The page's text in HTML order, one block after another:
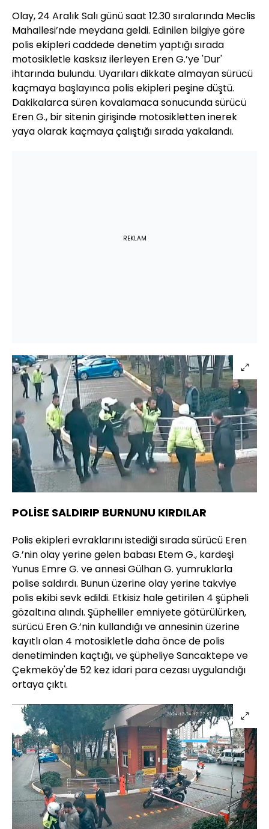
Olay, 24 Aralık Salı günü saat 12.30 sıralarında Meclis
Mahallesi’nde meydana geldi. Edinilen bilgiye göre
polis ekipleri caddede denetim yaptığı sırada
motosikletle kasksız ilerleyen Eren G.’ye 'Dur'
ihtarında bulundu. Uyarıları dikkate almayan sürücü
kaçmaya başlayınca polis ekipleri peşine düştü.
Dakikalarca süren kovalamaca sonucunda sürücü
Eren G., bir sitenin girişinde motosikletten inerek
yaya olarak kaçmaya çalıştığı sırada yakalandı.
REKLAM
POLİSE SALDIRIP BURNUNU KIRDILAR
Polis ekipleri evraklarını istediği sırada sürücü Eren
G.’nin olay yerine gelen babası Etem G., kardeşi
Yunus Emre G. ve annesi Gülhan G. yumruklarla
polise saldırdı. Bunun üzerine olay yerine takviye
polis ekibi sevk edildi. Etkisiz hale getirilen 4 şüpheli
gözaltına alındı. Şüpheliler emniyete götürülürken,
sürücü Eren G.’nin kullandığı ve annesinin üzerine
kayıtlı olan 4 motosikletle daha önce de polis
denetiminden kaçtığı, ve şüpheliye Sancaktepe ve
Çekmeköy'de 52 kez idari para cezası uygulandığı
ortaya çıktı.